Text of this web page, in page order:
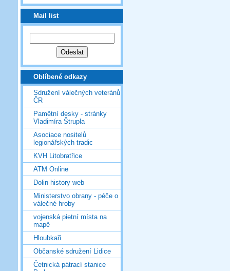
Mail list
Oblíbené odkazy
Sdružení válečných veteránů
ČR
Pamětní desky - stránky
Vladimíra Štrupla
Asociace nositelů
legionářských tradic
KVH Litobratřice
ATM Online
Dolin history web
Ministerstvo obrany - péče o
válečné hroby
vojenská pietní místa na
mapě
Hloubkaři
Občanské sdružení Lidice
Četnická pátrací stanice